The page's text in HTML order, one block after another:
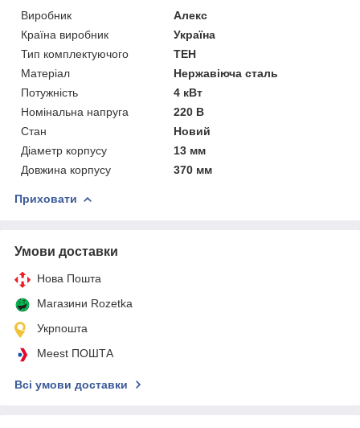
Виробник
Алекс
Країна виробник
Україна
Тип комплектуючого
ТЕН
Матеріал
Нержавіюча сталь
Потужність
4 кВт
Номінальна напруга
220 В
Стан
Новий
Діаметр корпусу
13 мм
Довжина корпусу
370 мм
Приховати
Умови доставки
Нова Пошта
Магазини Rozetka
Укрпошта
Meest ПОШТА
Всі умови доставки